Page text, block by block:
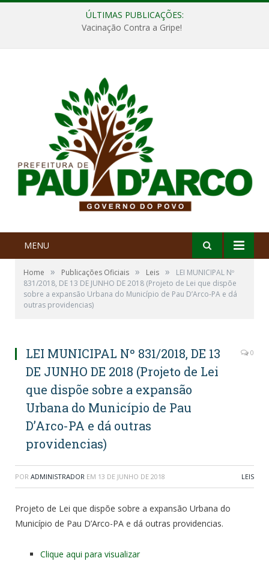
ÚLTIMAS PUBLICAÇÕES:
Vacinação Contra a Gripe!
MENU
Home » Publicações Oficiais » Leis »
LEI MUNICIPAL Nº
831/2018, DE 13 DE JUNHO DE 2018 (Projeto de Lei que dispõe
sobre a expansão Urbana do Município de Pau D’Arco-PA e dá
outras providencias)
LEI MUNICIPAL Nº 831/2018, DE 13
DE JUNHO DE 2018 (Projeto de Lei
que dispõe sobre a expansão
Urbana do Município de Pau
D’Arco-PA e dá outras
providencias)
0
POR ADMINISTRADOR EM 13 DE JUNHO DE 2018 LEIS
Projeto de Lei que dispõe sobre a expansão Urbana do
Município de Pau D’Arco-PA e dá outras providencias.
Clique aqui para visualizar